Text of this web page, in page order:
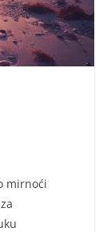
mirnoći